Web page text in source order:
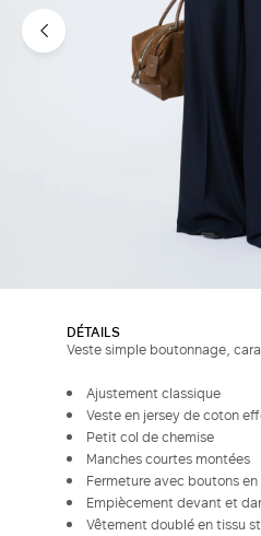
DÉTAILS
Veste simple boutonnage,
Ajustement classique
Veste en jersey de coton
Petit col de chemise
Manches courtes montées
Fermeture avec boutons
Empiècement devant et
Vêtement doublé en tissu